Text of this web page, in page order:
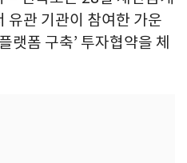
유관 기관이 참여한 가운
랫폼 구축’ 투자협약을 체